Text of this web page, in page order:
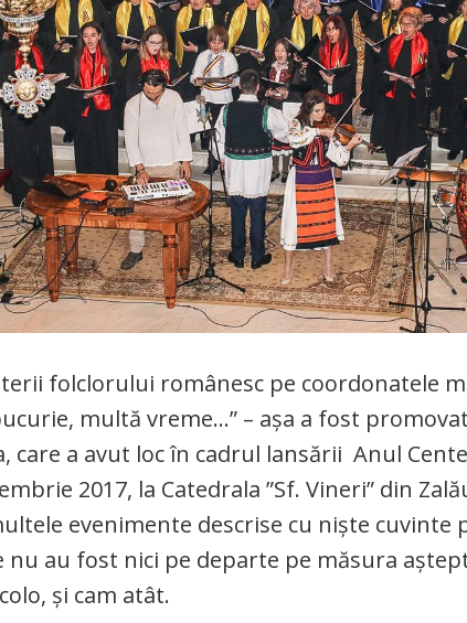
folclorului românesc pe coordonatele
multă vreme…” – așa a fost
care a avut loc în cadrul lansării Anul
2017, la Catedrala ”Sf. Vineri” din
evenimente descrise cu niște cuvinte
nu au fost nici pe departe pe măsura
și cam atât.